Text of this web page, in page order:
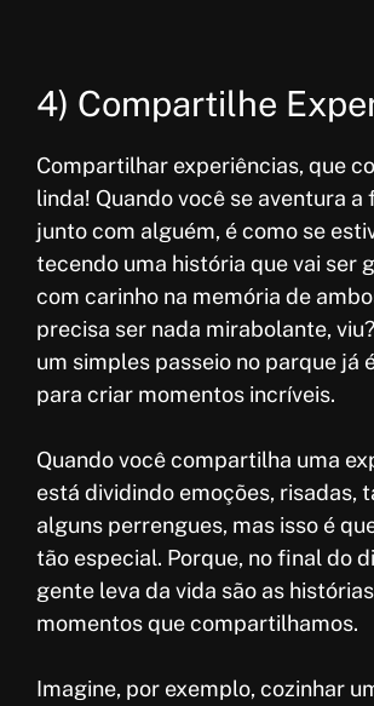
4) Compartilhe
Compartilhar experiências, que
linda! Quando você se aventura a
junto com alguém, é como se
tecendo uma história que vai ser
com carinho na memória de
precisa ser nada mirabolante,
um simples passeio no parque já
para criar momentos incríveis.
Quando você compartilha uma
está dividindo emoções, risadas,
alguns perrengues, mas isso é
tão especial. Porque, no final do
gente leva da vida são as
momentos que compartilhamos.
Imagine, por exemplo, cozinhar